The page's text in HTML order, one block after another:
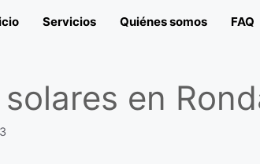
Servicios Quiénes somos FAQ
en